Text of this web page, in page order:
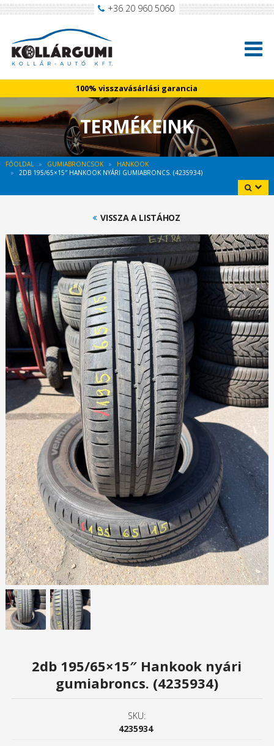
+36 20 960 5060
100% visszavásárlási garancia
TERMÉKEINK
FŐOLDAL GUMIABRONCSOK
HANKOOK
2DB 195/65×15″ HANKOOK NYÁRI GUMIABRONCS. (4235934)
VISSZA A LISTÁHOZ
2db 195/65×15″ Hankook nyári
gumiabroncs. (4235934)
SKU:
4235934